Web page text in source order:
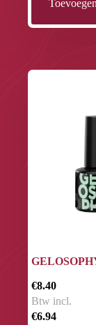
€8.40
Btw incl.
€6.94